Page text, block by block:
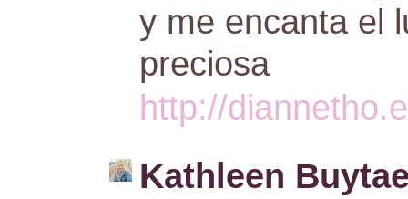
y me encanta el
preciosa
http://
Kathleen